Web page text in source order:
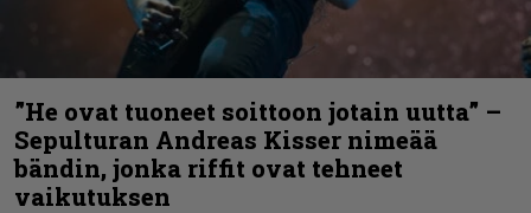
”He ovat tuoneet soittoon jotain uutta” –
Sepulturan Andreas Kisser nimeää
bändin, jonka riffit ovat tehneet
vaikutuksen